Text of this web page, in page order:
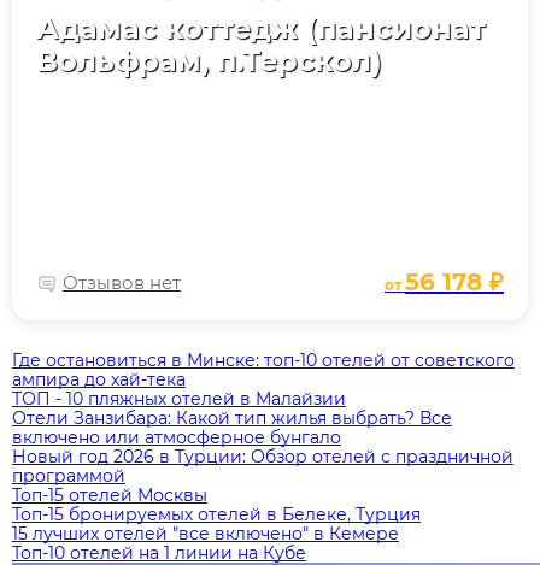
Адамас коттедж (пансионат
Вольфрам, п.Терскол)
Отзывов нет от56 178 ₽
Где остановиться в Минске: топ‑10 отелей от советского
ампира до хай‑тека